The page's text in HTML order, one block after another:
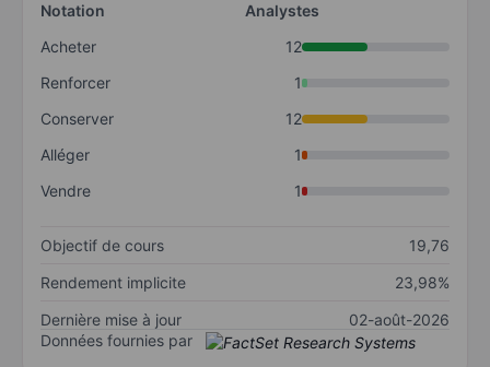
Notation
Analystes
Acheter
12
Renforcer
1
Conserver
12
Alléger
1
Vendre
1
Objectif de cours
19,76
Rendement implicite
23,98%
Dernière mise à jour
02-août-2026
Données fournies par